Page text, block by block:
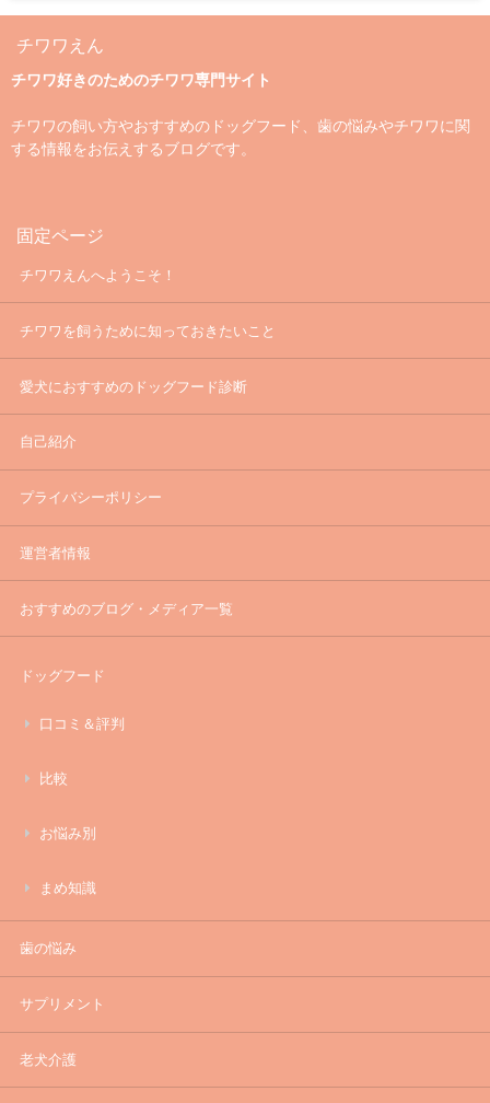
チワワえん
チワワ好きのためのチワワ専門サイト
チワワの飼い方やおすすめのドッグフード、歯の悩みやチワワに関
する情報をお伝えするブログです。
固定ページ
チワワえんへようこそ！
チワワを飼うために知っておきたいこと
愛犬におすすめのドッグフード診断
自己紹介
プライバシーポリシー
運営者情報
おすすめのブログ・メディア一覧
ドッグフード
口コミ＆評判
比較
お悩み別
まめ知識
歯の悩み
サプリメント
老犬介護